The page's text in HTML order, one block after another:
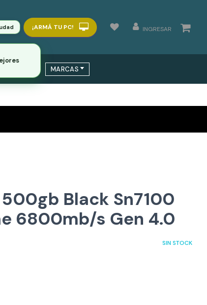
¡ARMÁ TU PC! INGRESAR
MARCAS
Black Sn7100
6800mb/s Gen 4.0
SIN STOCK